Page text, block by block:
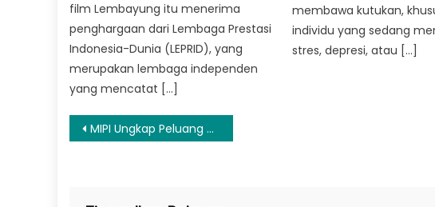
film Lembayung itu menerima
penghargaan dari Lembaga Prestasi
Indonesia-Dunia (LEPRID), yang
merupakan lembaga independen
yang mencatat […]
membawa kutukan,
individu yang sedang
stres, depresi, atau […]
Navigasi
MIPI Ungkap Peluang dan Tantangan 18 Parpol Peserta Pemilu 2024